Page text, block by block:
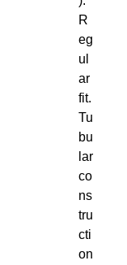
R
eg
ul
ar
fit.
Tu
bu
lar
co
ns
tru
cti
on